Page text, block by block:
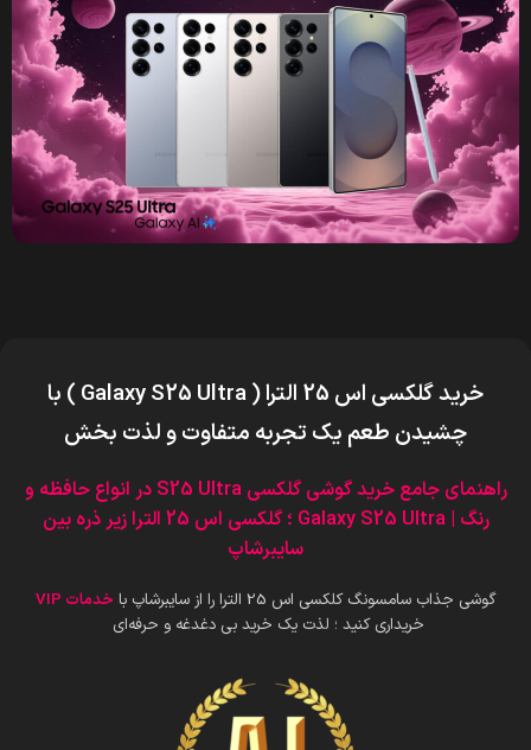
خرید گلکسی اس 25 الترا ( Galaxy S25 Ultra ) با
چشیدن طعم یک تجربه متفاوت و لذت بخش
راهنمای جامع خرید گوشی گلکسی S25 Ultra در انواع حافظه و
رنگ | Galaxy S25 Ultra ؛ گلکسی اس 25 الترا زیر ذره بین
سایبرشاپ
گوشی جذاب سامسونگ کلکسی اس 25 الترا را از سایبرشاپ با
خدمات VIP
خریداری کنید ؛ لذت یک خرید بی دغدغه و حرفه‌ای